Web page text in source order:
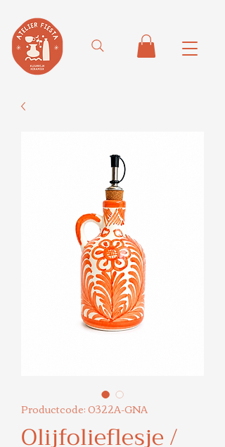
Productcode: 0322A-GNA
Olijfolieflesje /